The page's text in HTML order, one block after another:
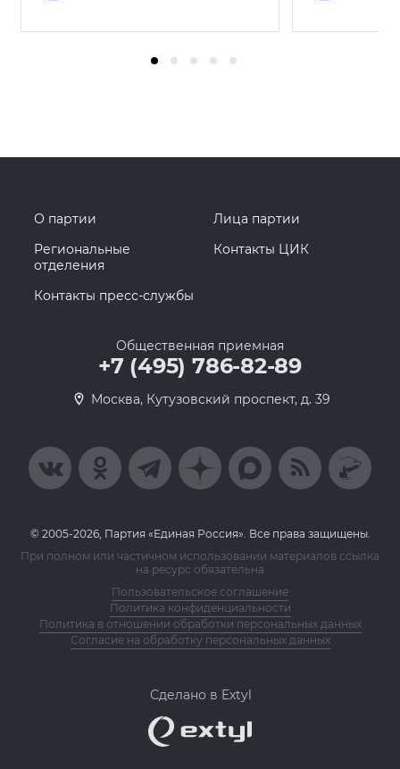
О партии
Лица партии
Региональные
отделения
Контакты ЦИК
Контакты пресс-службы
Общественная приемная
+7 (495) 786-82-89
Москва, Кутузовский проспект, д. 39
© 2005-2026, Партия «Единая Россия». Все права защищены.
При полном или частичном использовании материалов ссылка
на ресурс обязательна
Пользовательское соглашение
Политика конфиденциальности
Политика в отношении обработки персональных данных
Согласие на обработку персональных данных
Сделано в Extyl